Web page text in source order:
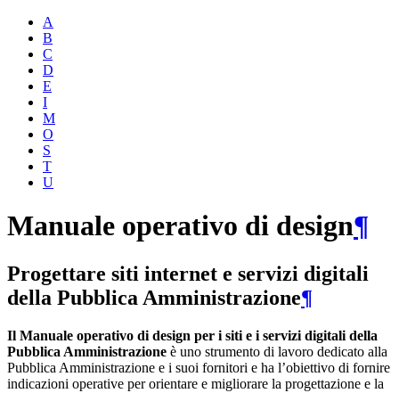
A
B
C
D
E
I
M
O
S
T
U
Manuale operativo di design¶
Progettare siti internet e servizi digitali
della Pubblica Amministrazione¶
Il Manuale operativo di design per i siti e i servizi digitali della
Pubblica Amministrazione è uno strumento di lavoro dedicato alla
Pubblica Amministrazione e i suoi fornitori e ha l’obiettivo di fornire
indicazioni operative per orientare e migliorare la progettazione e la